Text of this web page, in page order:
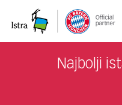
note:
Najbolji